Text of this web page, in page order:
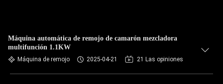
Máquina automática de remojo de camarón mezcladora
multifunción 1.1KW
Máquina de remojo 2025-04-21 21 Las opiniones